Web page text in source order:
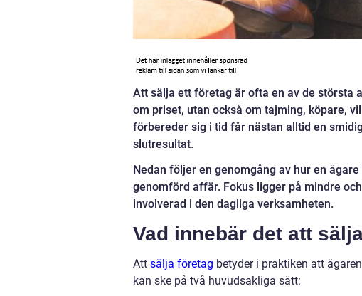
Att sälja ett företag är ofta en av de största
om priset, utan också om tajming, köpare,
förbereder sig i tid får nästan alltid en
slutresultat.
Nedan följer en genomgång av hur en
genomförd affär. Fokus ligger på mindre
involverad i den dagliga verksamheten.
Vad innebär det att
Att sälja företag betyder i praktiken att
kan ske på två huvudsakliga sätt: